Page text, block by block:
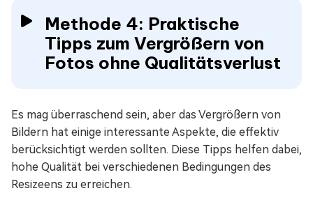
Methode 4: Praktische
Tipps zum Vergrößern von
Fotos ohne Qualitätsverlust
Es mag überraschend sein, aber das Vergrößern von
Bildern hat einige interessante Aspekte, die effektiv
berücksichtigt werden sollten. Diese Tipps helfen dabei,
hohe Qualität bei verschiedenen Bedingungen des
Resizeens zu erreichen.